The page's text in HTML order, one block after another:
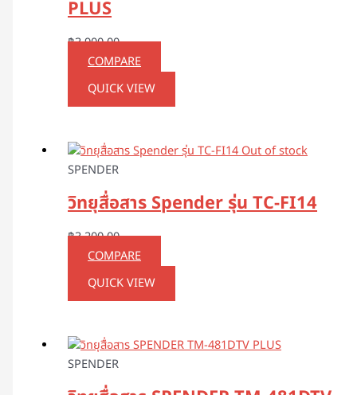
PLUS
฿3,900.00
COMPARE
QUICK VIEW
Out of stock
SPENDER
วิทยุสื่อสาร Spender รุ่น TC-FI14
฿3,200.00
COMPARE
QUICK VIEW
SPENDER